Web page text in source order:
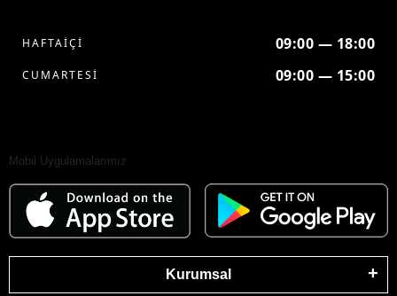
HAFTAİÇİ 09:00 — 18:00
CUMARTESİ 09:00 — 15:00
Mobil Uygulamalarımız
Kurumsal